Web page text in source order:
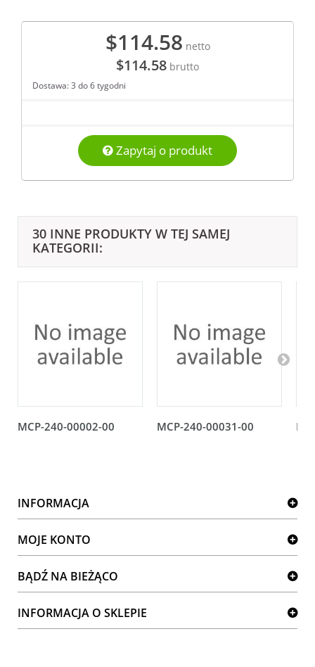
$114.58 netto
$114.58 brutto
Dostawa: 3 do 6 tygodni
Zapytaj o produkt
30 INNE PRODUKTY W TEJ SAMEJ
KATEGORII:
MCP-240-00002-00 MCP-240-00031-00
INFORMACJA
MOJE KONTO
BĄDŹ NA BIEŻĄCO
INFORMACJA O SKLEPIE